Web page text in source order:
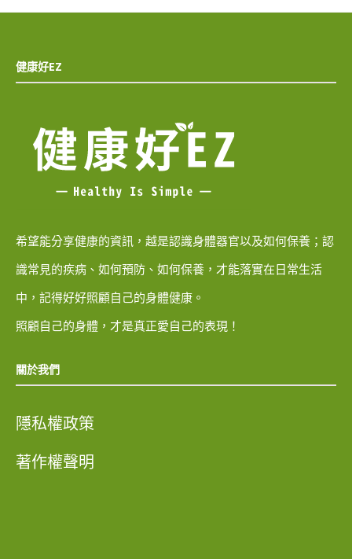
健康好EZ
希望能分享健康的資訊，越是認識身體器官以及如何保養；認
識常見的疾病、如何預防、如何保養，才能落實在日常生活
中，記得好好照顧自己的身體健康。
照顧自己的身體，才是真正愛自己的表現！
關於我們
隱私權政策
著作權聲明